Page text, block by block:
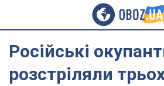
Російські
розстріляли